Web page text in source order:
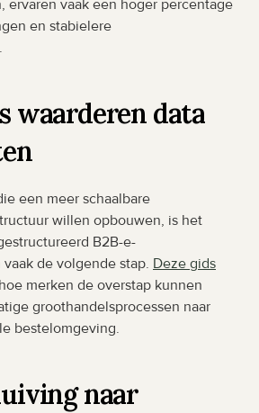
ervaren vaak een hoger percentage
en stabielere
waarderen data
een meer schaalbare
willen opbouwen, is het
B2B-e-
de volgende stap. Deze gids
merken de overstap kunnen
groothandelsprocessen naar
bestelomgeving.
naar